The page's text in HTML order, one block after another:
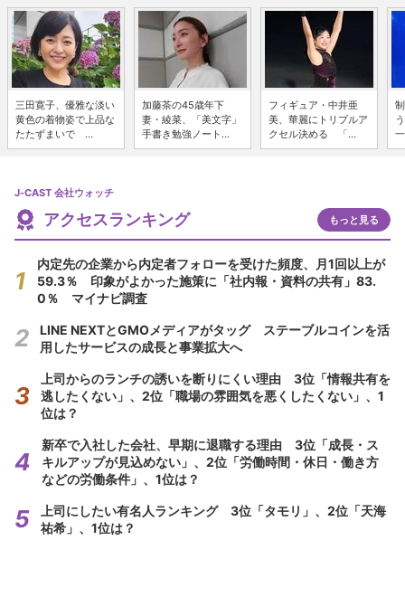
三田寛子、優雅な淡い
黄色の着物姿で上品な
たたずまいで ...
加藤茶の45歳年下
妻・綾菜、「美文字」
手書き勉強ノート...
フィギュア・中井亜
美、華麗にトリプルア
クセル決める 「...
J-CAST 会社ウォッチ
アクセスランキング もっと見る
内定先の企業から内定者フォローを受けた頻度、月1回以上が
59.3％ 印象がよかった施策に「社内報・資料の共有」83.
0％ マイナビ調査
LINE NEXTとGMOメディアがタッグ ステーブルコインを活
用したサービスの成長と事業拡大へ
上司からのランチの誘いを断りにくい理由 3位「情報共有を
逃したくない」、2位「職場の雰囲気を悪くしたくない」、1
位は？
新卒で入社した会社、早期に退職する理由 3位「成長・ス
キルアップが見込めない」、2位「労働時間・休日・働き方
などの労働条件」、1位は？
上司にしたい有名人ランキング 3位「タモリ」、2位「天海
祐希」、1位は？